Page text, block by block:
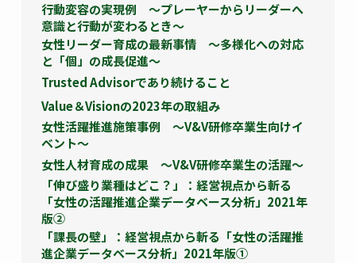
行動変容の実現例 ～プレーヤーからリーダーへ
意識と行動が変わるとき～
女性リーダー育成の最新事情 ～多様化への対応
と「個」の成長促進～
Trusted Advisorであり続けること
Value＆Visionの2023年の取組み
女性活躍推進施策事例 ～V&V研修卒業生向けイ
ベント～
女性人材育成の成果 ～V&V研修卒業生の活躍～
「伸び盛り業種はどこ？」：経営視点から斬る
「女性の活躍推進企業データベース分析」2021年
版②
「課長の壁」：経営視点から斬る「女性の活躍推
進企業データベース分析」2021年版①